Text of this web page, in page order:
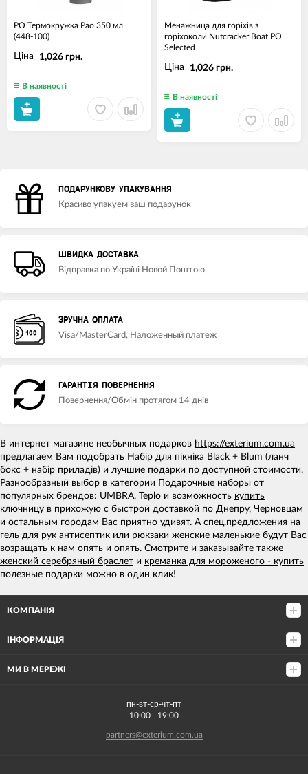
PO Термокружка Pao 350 мл
(448-100)
Ціна 1,026 грн.
В наявності
Менажница для горіхів з
горіхоколи Nutcracker Boat PO
Selected
Ціна 1,026 грн.
В наявності
ПОДАРУНКОВУ УПАКУВАННЯ
Красиво упакуем ваш подарунок
ШВИДКА ДОСТАВКА
Відправка по Україні Новой Поштою
ЗРУЧНА ОПЛАТА
Visa/MasterCard, Наложенный платеж
ГАРАНТІЯ ПОВЕРНЕННЯ
Повернення/Обмін протягом 14 днів
В интернет магазине необычных подарков https://exterium.com.ua
предлагаем Вам подобрать Набір для пікніка Black + Blum (ланч
бокс + набір приладів) и лучшие подарки по доступной стоимости.
Разнообразный выбор в категории Подарочные наборы от
популярных брендов: UMBRA, Teplo и возможность купить
ключницу в прихожую с быстрой доставкой по Днепру, Черновцам
и остальным городам Вас приятно удивят. А спец.предложения на
гель для рук антисептик или рюкзаки женские маленькие будут Вас
возращать к нам опять и опять. Смотрите и заказывайте также
женский серебряный браслет и креманка для мороженого - купить
полезные подарки можно в один клик!
КОМПАНІЯ
ІНФОРМАЦІЯ
МИ В МЕРЕЖІ
пн-вт-ср-чт-пт
10:00—19:00
partners@exterium.com.ua